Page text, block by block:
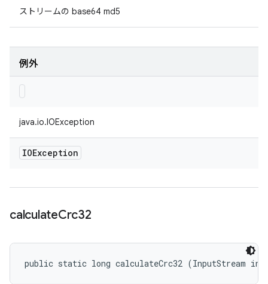
ストリームの base64 md5
例外
java.io.IOException
IOException
calculateCrc32
public static long calculateCrc32 (InputStream